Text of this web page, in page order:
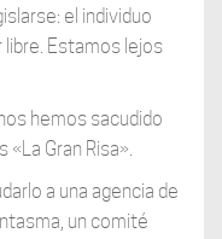
el individuo
Estamos lejos
hemos sacudido
Gran Risa».
a una agencia de
un comité